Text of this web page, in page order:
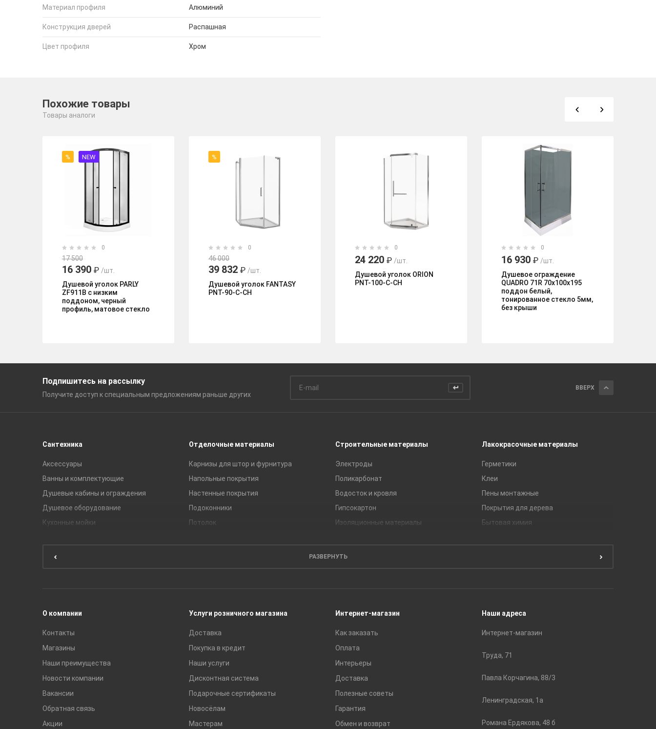
Материал профиля Алюминий
Конструкция дверей Распашная
Цвет профиля Хром
Похожие товары
Товары аналоги
% NEW
0
17 500
16 390 ₽ /шт.
Душевой уголок PARLY
ZF911B с низким
поддоном, черный
профиль, матовое стекло
%
0
46 000
39 832 ₽ /шт.
Душевой уголок FANTASY
PNT-90-C-CH
0
24 220 ₽ /шт.
Душевой уголок ORION
PNT-100-C-CH
0
16 930 ₽ /шт.
Душевое ограждение
QUADRO 71R 70х100х195
поддон белый,
тонированное стекло 5мм,
без крыши
Подпишитесь на рассылку
Получите доступ к специальным предложениям раньше других
ВВЕРХ
Сантехника
Аксессуары
Ванны и комплектующие
Душевые кабины и ограждения
Душевое оборудование
Кухонные мойки
Отделочные материалы
Карнизы для штор и фурнитура
Напольные покрытия
Настенные покрытия
Подоконники
Потолок
Строительные материалы
Электроды
Поликарбонат
Водосток и кровля
Гипсокартон
Изоляционные материалы
Сухие смеси
Лакокрасочные материалы
Герметики
Клеи
Пены монтажные
Покрытия для дерева
Бытовая химия
РАЗВЕРНУТЬ
О компании
Контакты
Магазины
Наши преимущества
Новости компании
Вакансии
Обратная связь
Акции
Услуги розничного магазина
Доставка
Покупка в кредит
Наши услуги
Дисконтная система
Подарочные сертификаты
Новосёлам
Мастерам
Интернет-магазин
Как заказать
Оплата
Интерьеры
Доставка
Полезные советы
Гарантия
Обмен и возврат
Наши адреса
Интернет-магазин
Труда, 71
Павла Корчагина, 88/3
Ленинградская, 1а
Романа Ердякова, 48 б